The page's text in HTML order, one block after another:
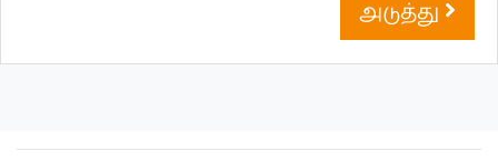
அடுத்து